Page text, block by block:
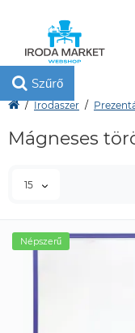
Szűrő
Irodaszer
Mágneses
15
Népszerű